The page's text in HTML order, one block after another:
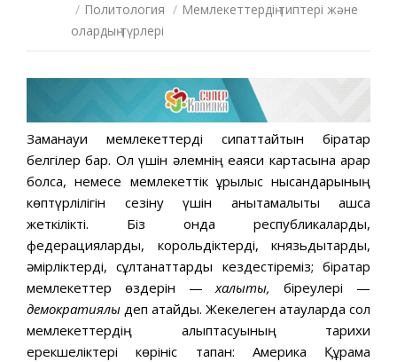
/ Политология / Мемлекеттердің типтері және
олардың түрлері
Заманауи мемлекеттерді сипаттайтын бірқатар
белгілер бар. Ол үшін әлемнің еаяси картасына қарар
болсақ, немесе мемлекеттік құрылыс нысандарының
көптүрлілігін сезіну үшін анықтамалықты ашсақ
жеткілікті. Біз онда республикаларды,
федерацияларды, корольдіктерді, князьдықтарды,
әмірліктерді, сұлтанаттарды кездестіреміз; бірқатар
мемлекеттер өздерін —халықтық,
біреулері —
демократиялық деп атайды. Жекелеген атауларда сол
мемлекеттердің қалыптасуының тарихи
ерекшеліктері көрініс тапқан: Америка Құрама